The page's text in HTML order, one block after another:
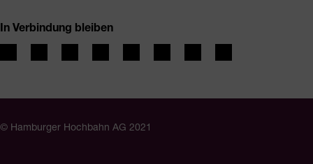
In Verbindung bleiben
© Hamburger Hochbahn AG 2021